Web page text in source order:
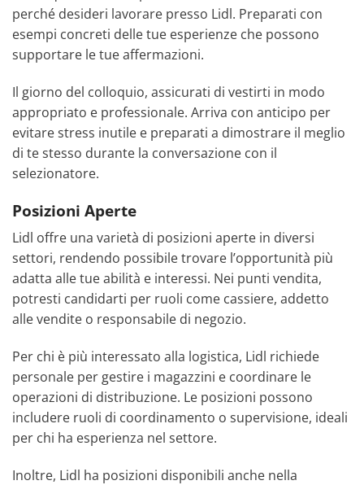
perché desideri lavorare presso Lidl. Preparati con
esempi concreti delle tue esperienze che possono
supportare le tue affermazioni.
Il giorno del colloquio, assicurati di vestirti in modo
appropriato e professionale. Arriva con anticipo per
evitare stress inutile e preparati a dimostrare il meglio
di te stesso durante la conversazione con il
selezionatore.
Posizioni Aperte
Lidl offre una varietà di posizioni aperte in diversi
settori, rendendo possibile trovare l’opportunità più
adatta alle tue abilità e interessi. Nei punti vendita,
potresti candidarti per ruoli come cassiere, addetto
alle vendite o responsabile di negozio.
Per chi è più interessato alla logistica, Lidl richiede
personale per gestire i magazzini e coordinare le
operazioni di distribuzione. Le posizioni possono
includere ruoli di coordinamento o supervisione, ideali
per chi ha esperienza nel settore.
Inoltre, Lidl ha posizioni disponibili anche nella